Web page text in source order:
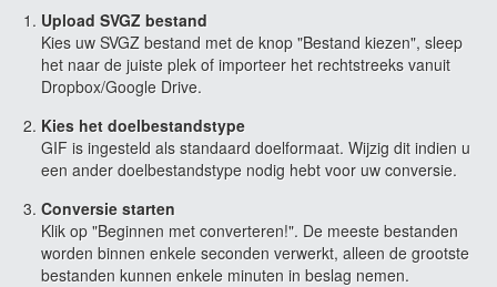
Upload SVGZ bestand
Kies uw SVGZ bestand met de knop "Bestand kiezen", sleep
het naar de juiste plek of importeer het rechtstreeks vanuit
Dropbox/Google Drive.
Kies het doelbestandstype
GIF is ingesteld als standaard doelformaat. Wijzig dit indien u
een ander doelbestandstype nodig hebt voor uw conversie.
Conversie starten
Klik op "Beginnen met converteren!". De meeste bestanden
worden binnen enkele seconden verwerkt, alleen de grootste
bestanden kunnen enkele minuten in beslag nemen.